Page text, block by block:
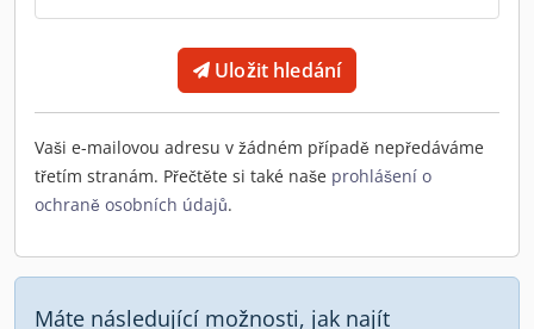
Uložit hledání
Vaši e-mailovou adresu v žádném případě nepředáváme
třetím stranám. Přečtěte si také naše prohlášení o
ochraně osobních údajů.
Máte následující možnosti, jak najít